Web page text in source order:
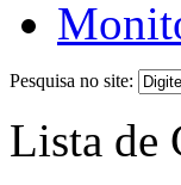
Pesquisa no site:
Lista de